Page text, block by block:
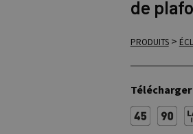
de
PRODUITS>